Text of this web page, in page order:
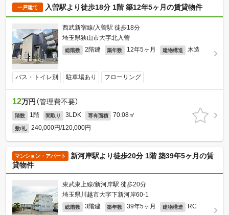
一戸建て 入曽駅より徒歩18分 1階 築12年5ヶ月の賃貸物件
西武新宿線/入曽駅 徒歩18分
埼玉県狭山市大字北入曽
総階数 2階建 築年数 12年5ヶ月 建物構造 木造
バス・トイレ別 駐車場あり フローリング
12万円 （管理費不要）
階数 1階 間取り 3LDK 専有面積 70.08㎡
敷/礼 240,000円/120,000円
マンション・アパート
新河岸駅より徒歩20分 1階 築39年5ヶ月の賃
貸物件
東武東上線/新河岸駅 徒歩20分
埼玉県川越市大字下新河岸60-1
総階数 3階建 築年数 39年5ヶ月 建物構造 RC